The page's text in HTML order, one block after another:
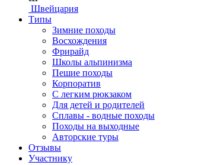
Швейцария
Типы
Зимние походы
Восхождения
Фрирайд
Школы альпинизма
Пешие походы
Корпоратив
С легким рюкзаком
Для детей и родителей
Сплавы - водные походы
Походы на выходные
Авторские туры
Отзывы
Участнику